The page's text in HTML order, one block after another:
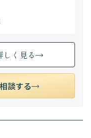
く見る
談する